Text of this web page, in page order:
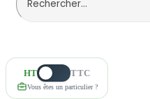
HT TTC
Vous êtes un particulier ?